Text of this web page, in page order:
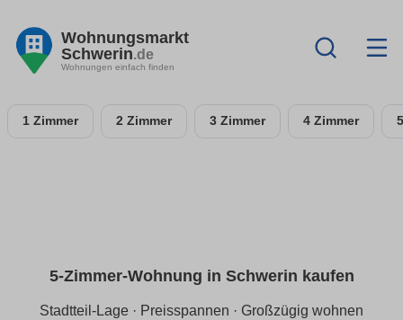
Wohnungsmarkt
Schwerin.de
Wohnungen einfach finden
1 Zimmer 2 Zimmer 3 Zimmer 4 Zimmer
5-Zimmer-Wohnung in Schwerin kaufen
Stadtteil-Lage · Preisspannen · Großzügig wohnen